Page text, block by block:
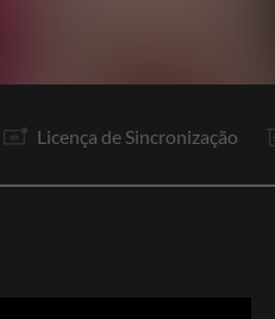
Licença de Sincronização